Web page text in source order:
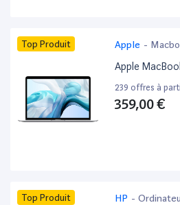
Top Produit Apple -
Apple
239 offres à
359,00 €
Top Produit HP -